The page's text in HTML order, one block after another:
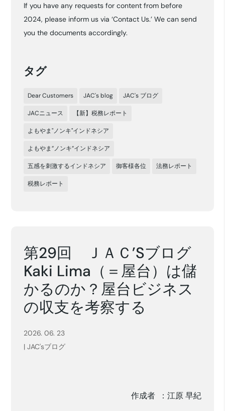
イ
ブ
If you have any requests for content from before
2024, please inform us via ‘Contact Us.’ We can send
you the documents accordingly.
タグ
Dear Customers JAC's blog JAC's ブログ
JACニュース 【新】税務レポート
よもやま"ノンキ"インドネシア
よもやま”ノンキ”インドネシア
五感を刺激するインドネシア 御客様各位 法務レポート
税務レポート
第29回 ＪＡＣ’Sブログ
Kaki Lima（＝屋台）は儲
かるのか？屋台ビジネス
の収支を考察する
2026. 06. 23
|JAC'sブログ
作成者 ：江原 早紀